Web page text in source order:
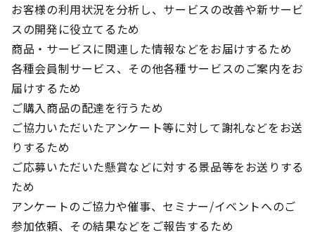
お客様の利用状況を分析し、サービスの改善や新サービ
スの開発に役立てるため
商品・サービスに関連した情報などをお届けするため
各種会員制サービス、その他各種サービスのご案内をお
届けするため
ご購入商品の配達を行うため
ご協力いただいたアンケート等に対して謝礼などをお送
りするため
ご応募いただいた懸賞などに対する景品等をお送りする
ため
アンケートのご協力や催事、セミナー/イベントへのご
参加依頼、その結果などをご報告するため